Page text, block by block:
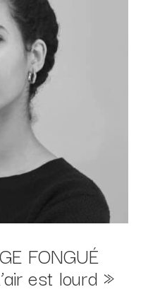
FONGUÉ
est lourd »